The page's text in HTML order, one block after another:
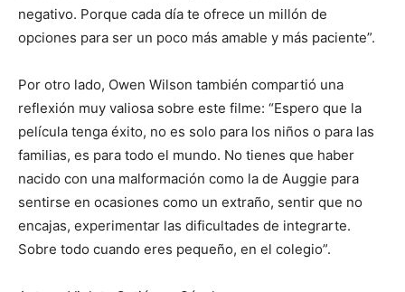
negativo. Porque cada día te ofrece un millón de
opciones para ser un poco más amable y más paciente”.
Por otro lado, Owen Wilson también compartió una
reflexión muy valiosa sobre este filme: “Espero que la
película tenga éxito, no es solo para los niños o para las
familias, es para todo el mundo. No tienes que haber
nacido con una malformación como la de Auggie para
sentirse en ocasiones como un extraño, sentir que no
encajas, experimentar las dificultades de integrarte.
Sobre todo cuando eres pequeño, en el colegio”.